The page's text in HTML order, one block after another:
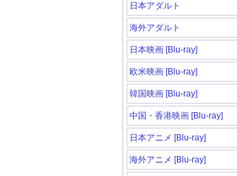
日本アダルト
海外アダルト
日本映画 [Blu-ray]
欧米映画 [Blu-ray]
韓国映画 [Blu-ray]
中国・香港映画 [Blu-ray]
日本アニメ [Blu-ray]
海外アニメ [Blu-ray]